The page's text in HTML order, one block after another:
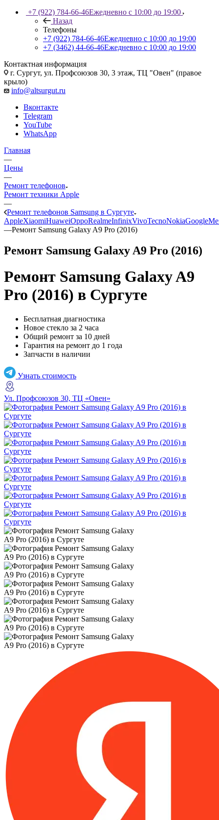
+7 (922) 784-66-46Ежедневно с 10:00 до 19:00
Назад
Телефоны
+7 (922) 784-66-46Ежедневно с 10:00 до 19:00
+7 (3462) 44-66-46Ежедневно с 10:00 до 19:00
Контактная информация
г. Сургут, ул. Профсоюзов 30, 3 этаж, ТЦ "Овен" (правое
крыло)
info@altsurgut.ru
Вконтакте
Telegram
YouTube
WhatsApp
Главная
—
Цены
—
Ремонт телефонов
Ремонт техники Apple
—
Ремонт телефонов Samsung в Сургуте
AppleXiaomiHuaweiOppoRealmeInfinixVivoTecnoNokiaGoogle
—Ремонт Samsung Galaxy A9 Pro (2016)
Ремонт Samsung Galaxy A9 Pro (2016)
Ремонт Samsung Galaxy A9
Pro (2016) в Сургуте
Бесплатная диагностика
Новое стекло за 2 часа
Общий ремонт за 10 дней
Гарантия на ремонт до 1 года
Запчасти в наличии
Узнать стоимость
Ул. Профсоюзов 30, ТЦ «Овен»